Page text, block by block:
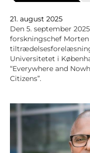
21. august 2025
Den 5. september
forskningschef
Universitetet i
“Everywhere and
Citizens”.